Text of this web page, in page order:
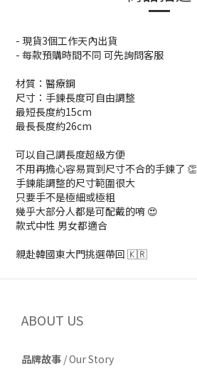
- 現貨3個工作天內出貨
- 每款預購時間不同 可先詢問客服
材質：醫療鋼
尺寸：手鍊長度可自由調整
最短長度約15cm
最長長度約26cm
可以自己調長度超級方便
不用再擔心容易買到尺寸不合的手鍊了 👏
手鍊能調整的尺寸範圍很大
只要手不是極細或極粗
幾乎大部分人都是可配戴的唷 😍
款式中性 男女都適合
親赴韓國東大門挑選帶回 🇰🇷
ABOUT US
品牌故事 /Our Story